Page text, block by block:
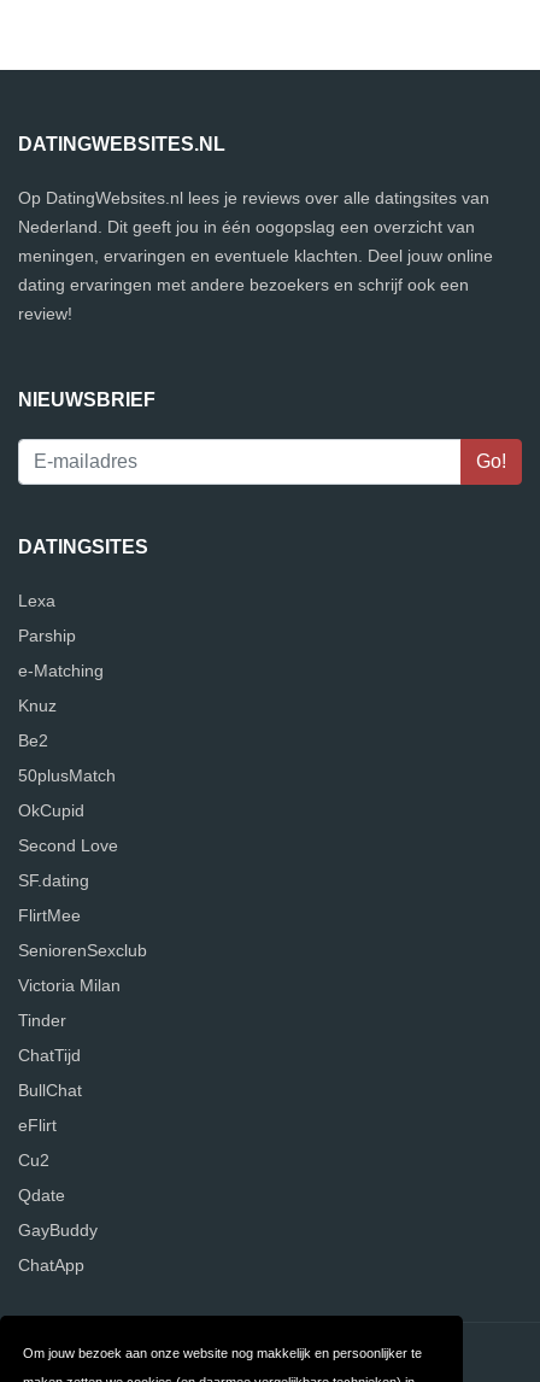
Om jouw bezoek aan onze website nog makkelijk en persoonlijker te
DATINGWEBSITES.NL
Op DatingWebsites.nl lees je reviews over alle datingsites van
Nederland. Dit geeft jou in één oogopslag een overzicht van
meningen, ervaringen en eventuele klachten. Deel jouw online
dating ervaringen met andere bezoekers en schrijf ook een
review!
NIEUWSBRIEF
DATINGSITES
Lexa
Parship
e-Matching
Knuz
Be2
50plusMatch
OkCupid
Second Love
SF.dating
FlirtMee
SeniorenSexclub
Victoria Milan
Tinder
ChatTijd
BullChat
eFlirt
Cu2
Qdate
GayBuddy
ChatApp
Contact Over ons